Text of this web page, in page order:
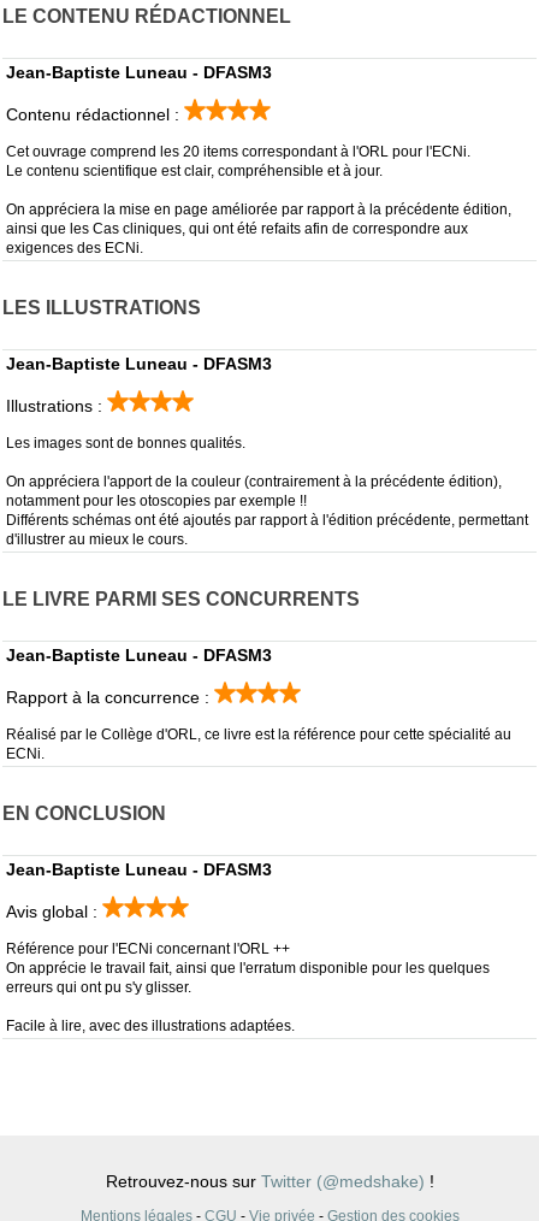
LE CONTENU RÉDACTIONNEL
Jean-Baptiste Luneau - DFASM3
Contenu rédactionnel :
Cet ouvrage comprend les 20 items correspondant à l'ORL pour l'ECNi.
Le contenu scientifique est clair, compréhensible et à jour.
On appréciera la mise en page améliorée par rapport à la précédente édition,
ainsi que les Cas cliniques, qui ont été refaits afin de correspondre aux
exigences des ECNi.
LES ILLUSTRATIONS
Jean-Baptiste Luneau - DFASM3
Illustrations :
Les images sont de bonnes qualités.
On appréciera l'apport de la couleur (contrairement à la précédente édition),
notamment pour les otoscopies par exemple !!
Différents schémas ont été ajoutés par rapport à l'édition précédente, permettant
d'illustrer au mieux le cours.
LE LIVRE PARMI SES CONCURRENTS
Jean-Baptiste Luneau - DFASM3
Rapport à la concurrence :
Réalisé par le Collège d'ORL, ce livre est la référence pour cette spécialité au
ECNi.
EN CONCLUSION
Jean-Baptiste Luneau - DFASM3
Avis global :
Référence pour l'ECNi concernant l'ORL ++
On apprécie le travail fait, ainsi que l'erratum disponible pour les quelques
erreurs qui ont pu s'y glisser.
Facile à lire, avec des illustrations adaptées.
Retrouvez-nous sur Twitter (@medshake) !
Mentions légales- CGU - Vie privée - Gestion des cookies